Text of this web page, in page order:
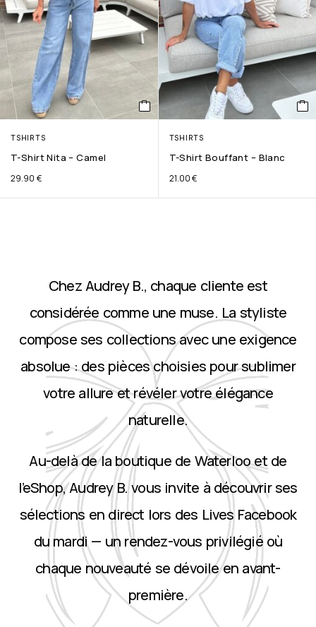
TSHIRTS
T-Shirt Nita – Camel
29.90 €
TSHIRTS
T-Shirt Bouffant – Blanc
21.00€
Chez Audrey B., chaque cliente est
considérée comme une muse. La styliste
compose ses collections avec une exigence
absolue : des pièces choisies pour sublimer
votre allure et révéler votre élégance
naturelle.
Au-delà de la boutique de Waterloo et de
l’eShop, Audrey B. vous invite à découvrir ses
sélections en direct lors des Lives Facebook
du mardi — un rendez-vous privilégié où
chaque nouveauté se dévoile en avant-
première.